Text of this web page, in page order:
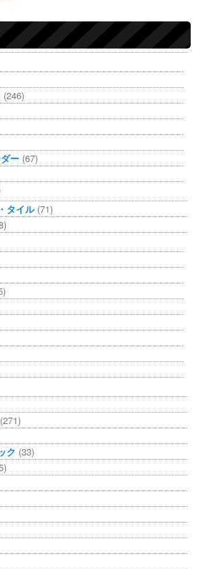
(246)
ー (67)
タイル(71)
(271)
ク (33)